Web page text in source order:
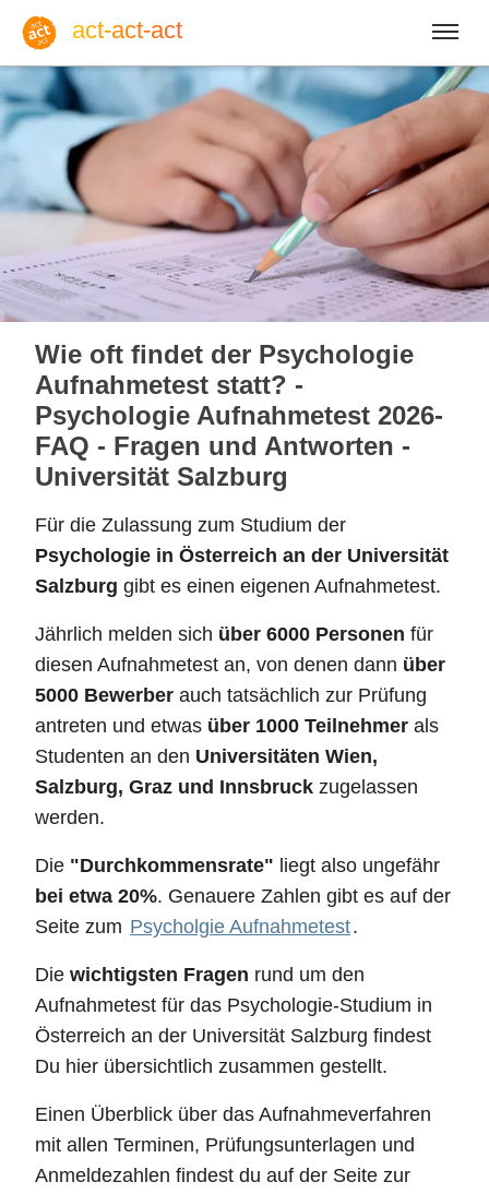
act-act-act
Anmelden
Blog
Do, 06. August 2026 | 32
Englisch Deutsch Spanisch
Wie oft findet der Psychologie
Aufnahmetest statt? -
Psychologie Aufnahmetest 2026-
FAQ - Fragen und Antworten -
Universität Salzburg
Für die Zulassung zum Studium der
Psychologie in Österreich an der Universität
Salzburg gibt es einen eigenen Aufnahmetest.
Jährlich melden sich über 6000 Personen für
diesen Aufnahmetest an, von denen dann über
5000 Bewerber auch tatsächlich zur Prüfung
antreten und etwas über 1000 Teilnehmer als
Studenten an den Universitäten Wien,
Salzburg, Graz und Innsbruck zugelassen
werden.
Die "Durchkommensrate" liegt also ungefähr
bei etwa 20%. Genauere Zahlen gibt es auf der
Seite zum Psycholgie Aufnahmetest.
Die wichtigsten Fragen rund um den
Aufnahmetest für das Psychologie-Studium in
Österreich an der Universität Salzburg findest
Du hier übersichtlich zusammen gestellt.
Einen Überblick über das Aufnahmeverfahren
mit allen Terminen, Prüfungsunterlagen und
Anmeldezahlen findest du auf der Seite zur